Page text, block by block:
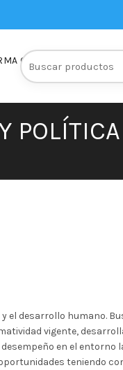
Q10
Buscar:
el desarrollo humano.
vigente,
en el entorno
teniendo